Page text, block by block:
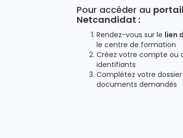
Pour accéder au
Netcandidat :
Rendez-vous sur le lien
le centre de formation
Créez votre compte ou
identifiants
Complétez votre
documents demandés